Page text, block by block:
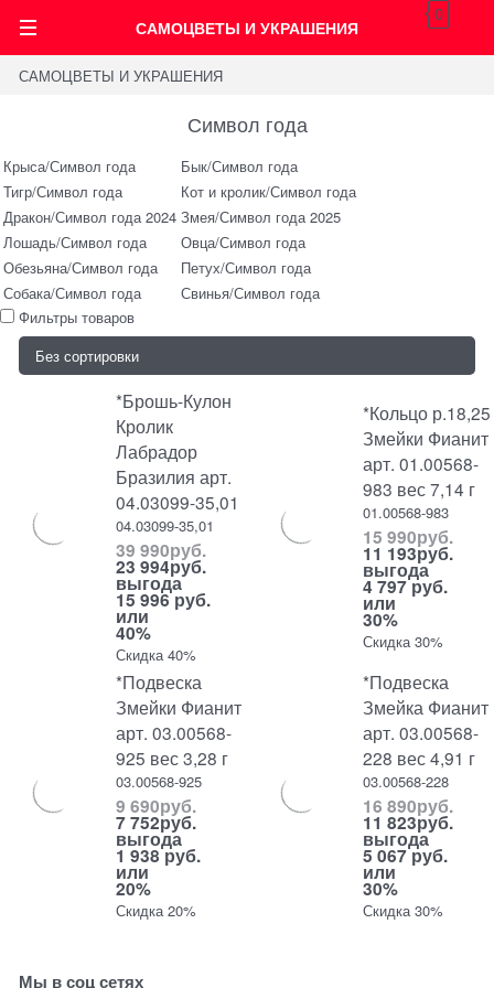
САМОЦВЕТЫ И УКРАШЕНИЯ
0
САМОЦВЕТЫ И УКРАШЕНИЯ
Символ года
Крыса/Символ года
Бык/Символ года
Тигр/Символ года
Кот и кролик/Символ года
Дракон/Символ года 2024 Змея/Символ года 2025
Лошадь/Символ года
Овца/Символ года
Обезьяна/Символ года
Петух/Символ года
Собака/Символ года
Свинья/Символ года
Фильтры товаров
*Брошь-Кулон
Кролик
Лабрадор
Бразилия арт.
04.03099-35,01
04.03099-35,01
39 990руб.
23 994руб.
выгода
15 996 руб.
или
40%
Скидка 40%
*Кольцо р.18,25
Змейки Фианит
арт. 01.00568-
983 вес 7,14 г
01.00568-983
15 990руб.
11 193руб.
выгода
4 797 руб.
или
30%
Скидка 30%
*Подвеска
Змейки Фианит
арт. 03.00568-
925 вес 3,28 г
03.00568-925
9 690руб.
7 752руб.
выгода
1 938 руб.
или
20%
Скидка 20%
*Подвеска
Змейка Фианит
арт. 03.00568-
228 вес 4,91 г
03.00568-228
16 890руб.
11 823руб.
выгода
5 067 руб.
или
30%
Скидка 30%
Мы в соц сетях